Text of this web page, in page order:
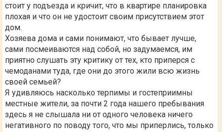
стоит у подъезда и кричит, что в квартире планировка
плохая и что он не удостоит своим присутствием этот
дом.
Хозяева дома и сами понимают, что бывает лучше,
сами посмеиваются над собой, но задумаемся, им
приятно слушать эту критику от тех, кто приперся с
чемоданами туда, где они до этого жили всю жизнь
своей семьей?
Я удивляюсь насколько терпимы и гостеприимны
местные жители, за почти 2 года нашего пребывания
здесь я не слышала ни от одного человека ничего
негативного по поводу того, что мы приперлись, только